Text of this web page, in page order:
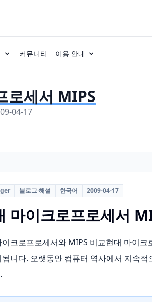
커뮤니티 이용 안내
로세서 MIPS
04-17
블로그·해설 한국어 2009-04-17
마이크로프로세서
이크로프로세서와 MIPS 비교현대 마이
됩니다. 오랫동안 컴퓨터 역사에서 지속